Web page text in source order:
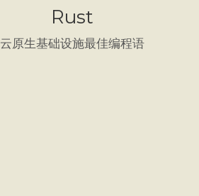
Rust
云原生基础设施最佳编程语